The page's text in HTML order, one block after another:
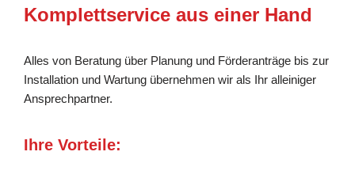
Komplettservice aus einer Hand
Alles von Beratung über Planung und Förderanträge bis zur
Installation und Wartung übernehmen wir als Ihr alleiniger
Ansprechpartner.
Ihre Vorteile: